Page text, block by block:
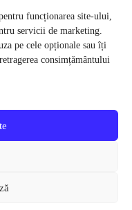
funcționarea site-ului,
servicii de marketing.
pe cele opționale sau îți
consimțământului